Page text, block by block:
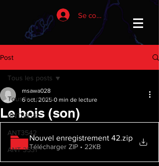
Se connecter
Post
Tous les posts
ANT6933
ANT3542
ANT 3531
Tous les posts
Le bois (son)
msawa028
6 oct. 2025 0 min de lecture
Nouvel enregistrement 42.zip
Télécharger ZIP • 22KB